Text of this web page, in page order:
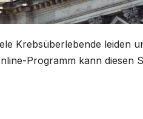
Krebsüberlebende leiden
Programm kann diesen